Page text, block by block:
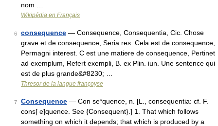
nom …
Wikipédia en Français
6 consequence — Consequence, Consequentia, Cic. Chose
grave et de consequence, Seria res. Cela est de consequence,
Permagni interest. C est une matiere de consequence, Pertinet
ad exemplum, Refert exempli, B. ex Plin. iun. Une sentence qui
est de plus grande&#8230; …
Thresor de la langue françoyse
7 Consequence — Con se*quence, n. [L., consequentia: cf. F.
cons[ e]quence. See {Consequent}.] 1. That which follows
something on which it depends; that which is produced by a